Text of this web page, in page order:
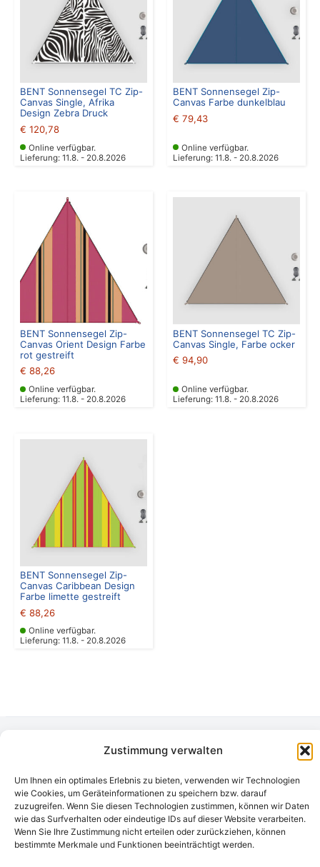
Zustimmung verwalten
Um Ihnen ein optimales Erlebnis zu bieten, verwenden wir Technologien
wie Cookies, um Geräteinformationen zu speichern bzw. darauf
zuzugreifen. Wenn Sie diesen Technologien zustimmen, können wir Daten
wie das Surfverhalten oder eindeutige IDs auf dieser Website verarbeiten.
Wenn Sie Ihre Zustimmung nicht erteilen oder zurückziehen, können
bestimmte Merkmale und Funktionen beeinträchtigt werden.
BENT Sonnensegel TC Zip-
Canvas Single, Afrika
Design Zebra Druck
€ 120,78
Online verfügbar.
Lieferung: 11.8. - 20.8.2026
BENT Sonnensegel Zip-
Canvas Farbe dunkelblau
€ 79,43
Online verfügbar.
Lieferung: 11.8. - 20.8.2026
BENT Sonnensegel Zip-
Canvas Orient Design Farbe
rot gestreift
€ 88,26
Online verfügbar.
Lieferung: 11.8. - 20.8.2026
BENT Sonnensegel TC Zip-
Canvas Single, Farbe ocker
€ 94,90
Online verfügbar.
Lieferung: 11.8. - 20.8.2026
BENT Sonnensegel Zip-
Canvas Caribbean Design
Farbe limette gestreift
€ 88,26
Online verfügbar.
Lieferung: 11.8. - 20.8.2026
Camping Bergler GmbH
Steiermark / Österreich​
+43 316 225711​ •info@campingbergler.at​
Impressum
AGB
Schlichtungsstelle